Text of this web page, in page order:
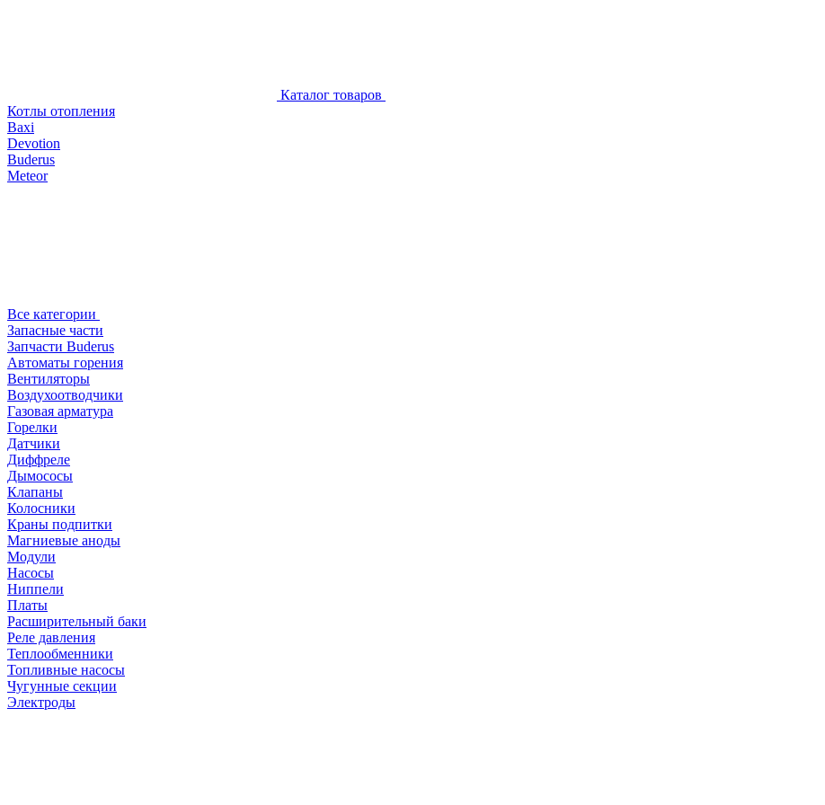
Каталог товаров
Котлы отопления
Baxi
Devotion
Buderus
Meteor
Все категории
Запасные части
Запчасти Buderus
Автоматы горения
Вентиляторы
Воздухоотводчики
Газовая арматура
Горелки
Датчики
Диффреле
Дымососы
Клапаны
Колосники
Краны подпитки
Магниевые аноды
Модули
Насосы
Ниппели
Платы
Расширительный баки
Реле давления
Теплообменники
Топливные насосы
Чугунные секции
Электроды